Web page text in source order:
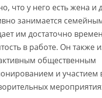
что у него есть жена и
занимается
им достаточно
в работе. Он также
общественным
и участием